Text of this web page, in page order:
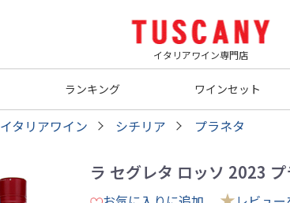
イタリアワイン専門店
ランキング ワインセット
イタリアワイン シチリア プラネタ
ラ セグレタ ロッソ 2023